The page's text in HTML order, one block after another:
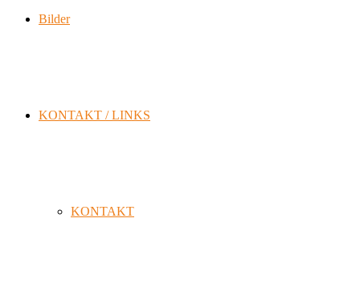
Bilder
KONTAKT / LINKS
KONTAKT